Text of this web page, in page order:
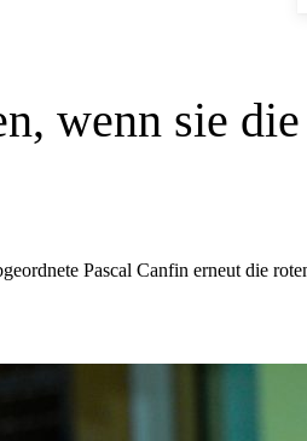
wenn sie
Pascal Canfin erneut die